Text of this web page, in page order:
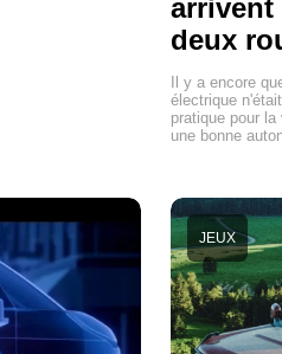
arrivent
deux
Il y a encore
électrique
pratique pour
une bonne
JEUX